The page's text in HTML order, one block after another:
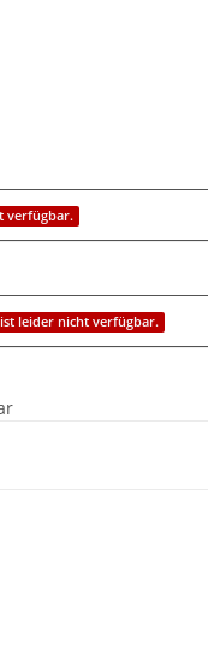
verfügbar.
leider nicht verfügbar.